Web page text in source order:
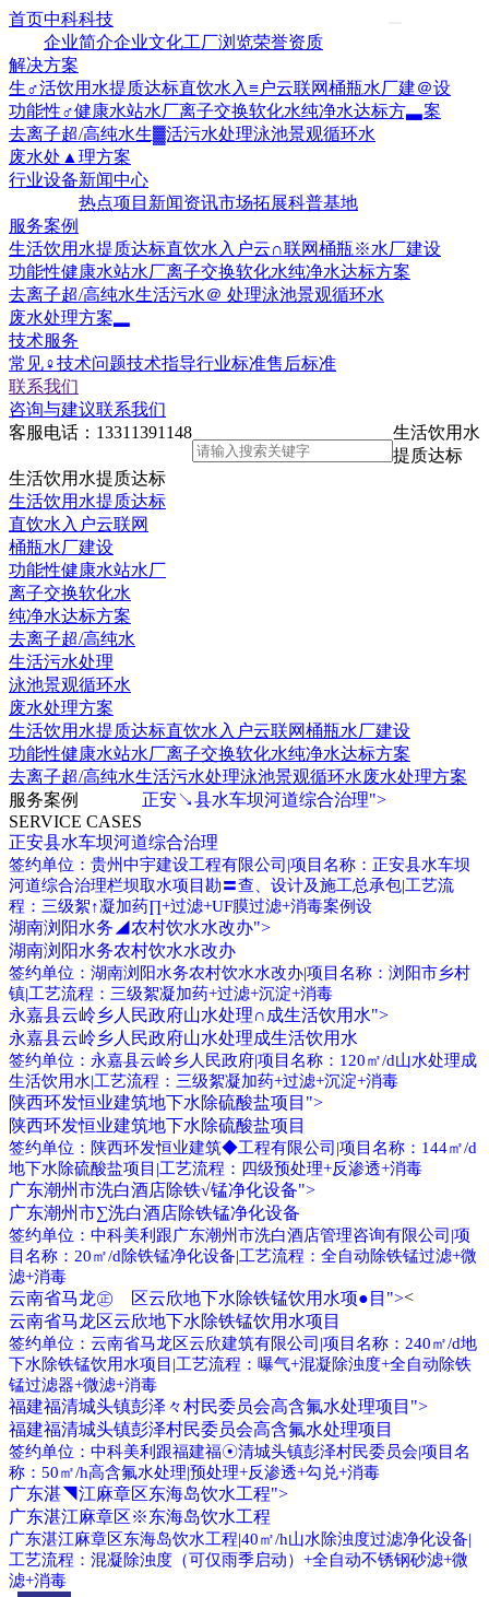
首页中科科技
企业简介企业文化工厂浏览荣誉资质
解决方案
生♂活饮用水提质达标直饮水入≡户云联网桶瓶水厂建＠设
功能性♂健康水站水厂离子交换软化水纯净水达标方▃案
去离子超/高纯水生▓活污水处理泳池景观循环水
废水处▲理方案
行业设备新闻中心
热点项目 新闻资讯市场拓展科普基地
服务案例
生活饮用水提质达标直饮水入户云∩联网桶瓶※水厂建设
功能性健康水站水厂离子交换软化水纯净水达标方案
去离子超/高纯水生活污水＠ 处理泳池景观循环水
废水处理方案▂
技术服务
常见♀技术问题技术指导行业标准售后标准
联系我们
咨询与建议联系我们
客服电话： 13311391148
生活饮用水
提质达标
生活饮用水提质达标
生活饮用水提质达标
直饮水入户云联网
桶瓶水厂建设
功能性健康水站水厂
离子交换软化水
纯净水达标方案
去离子超/高纯水
生活污水处理
泳池景观循环水
废水处理方案
生活饮用水提质达标直饮水入户云联网桶瓶水厂建设
功能性健康水站水厂离子交换软化水纯净水达标方案
去离子超/高纯水生活污水处理泳池景观循环水废水处理方案
服务案例
SERVICE CASES
正安↘县水车坝河道综合治理">
正安县水车坝河道综合治理
签约单位：贵州中宇建设工程有限公司|项目名称：正安县水车坝
河道综合治理栏坝取水项目勘〓查、设计及施工总承包|工艺流
程：三级絮↑凝加药∏+过滤+UF膜过滤+消毒案例设
湖南浏阳水务◢农村饮水水改办">
湖南浏阳水务农村饮水水改办
签约单位：湖南浏阳水务农村饮水水改办|项目名称：浏阳市乡村
镇|工艺流程：三级絮凝加药+过滤+沉淀+消毒
永嘉县云岭乡人民政府山水处理∩成生活饮用水">
永嘉县云岭乡人民政府山水处理成生活饮用水
签约单位：永嘉县云岭乡人民政府|项目名称：120㎡/d山水处理成
生活饮用水|工艺流程：三级絮凝加药+过滤+沉淀+消毒
陕西环发恒业建筑地下水除硫酸盐项目">
陕西环发恒业建筑地下水除硫酸盐项目
签约单位：陕西环发恒业建筑◆工程有限公司|项目名称：144㎡/d
地下水除硫酸盐项目|工艺流程：四级预处理+反渗透+消毒
广东潮州市洗白酒店除铁√锰净化设备">
广东潮州市∑洗白酒店除铁锰净化设备
签约单位：中科美利跟广东潮州市洗白酒店管理咨询有限公司|项
目名称：20㎡/d除铁锰净化设备|工艺流程：全自动除铁锰过滤+微
滤+消毒
云南省马龙㊣ 区云欣地下水除铁锰饮用水项●目">
云南省马龙区云欣地下水除铁锰饮用水项目
签约单位：云南省马龙区云欣建筑有限公司|项目名称：240㎡/d地
下水除铁锰饮用水项目|工艺流程：曝气+混凝除浊度+全自动除铁
锰过滤器+微滤+消毒
福建福清城头镇彭泽々村民委员会高含氟水处理项目">
福建福清城头镇彭泽村民委员会高含氟水处理项目
签约单位：中科美利跟福建福☉清城头镇彭泽村民委员会|项目名
称：50㎡/h高含氟水处理|预处理+反渗透+勾兑+消毒
广东湛◥江麻章区东海岛饮水工程">
广东湛江麻章区※东海岛饮水工程
广东湛江麻章区东海岛饮水工程|40㎡/h山水除浊度过滤净化设备|
工艺流程：混凝除浊度（可仅雨季启动）+全自动不锈钢砂滤+微
滤+消毒
<